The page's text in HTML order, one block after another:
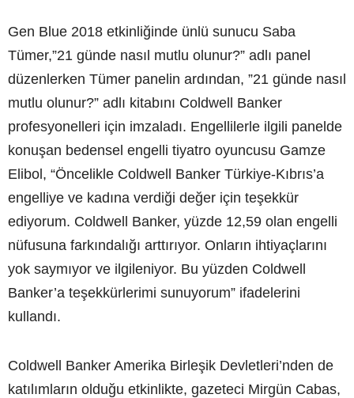
Gen Blue 2018 etkinliğinde ünlü sunucu Saba
Tümer,”21 günde nasıl mutlu olunur?” adlı panel
düzenlerken Tümer panelin ardından, ”21 günde nasıl
mutlu olunur?” adlı kitabını Coldwell Banker
profesyonelleri için imzaladı. Engellilerle ilgili panelde
konuşan bedensel engelli tiyatro oyuncusu Gamze
Elibol, “Öncelikle Coldwell Banker Türkiye-Kıbrıs’a
engelliye ve kadına verdiği değer için teşekkür
ediyorum. Coldwell Banker, yüzde 12,59 olan engelli
nüfusuna farkındalığı arttırıyor. Onların ihtiyaçlarını
yok saymıyor ve ilgileniyor. Bu yüzden Coldwell
Banker’a teşekkürlerimi sunuyorum” ifadelerini
kullandı.
Coldwell Banker Amerika Birleşik Devletleri’nden de
katılımların olduğu etkinlikte, gazeteci Mirgün Cabas,